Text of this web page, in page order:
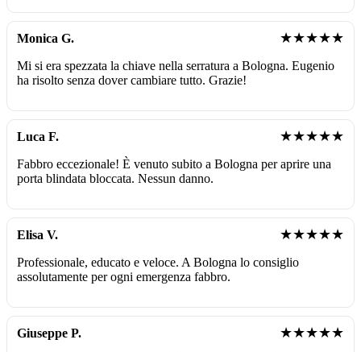
Monica G. ★★★★★
Mi si era spezzata la chiave nella serratura a Bologna. Eugenio
ha risolto senza dover cambiare tutto. Grazie!
Luca F. ★★★★★
Fabbro eccezionale! È venuto subito a Bologna per aprire una
porta blindata bloccata. Nessun danno.
Elisa V. ★★★★★
Professionale, educato e veloce. A Bologna lo consiglio
assolutamente per ogni emergenza fabbro.
Giuseppe P. ★★★★★